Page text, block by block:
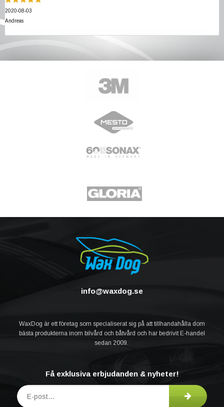
2020-08-03
Andreas
info@waxdog.se
WaxDog är ett företag som specialiserat sig på att tillhandahålla dom
bästa produkterna inom bilvård och båtvård och har bedrivit E-handel
sedan 2009.
Få exklusiva erbjudanden & nyheter!